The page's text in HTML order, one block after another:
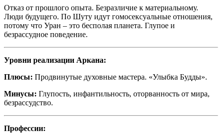
Отказ от прошлого опыта. Безразличие к материальному.
Люди будущего. По Шуту идут гомосексуальные отношения,
потому что Уран – это бесполая планета. Глупое и
безрассудное поведение.
Уровни реализации Аркана:
Плюсы: Продвинутые духовные мастера. «Улыбка Будды».
Минусы: Глупость, инфантильность, оторванность от мира,
безрассудство.
Профессии: